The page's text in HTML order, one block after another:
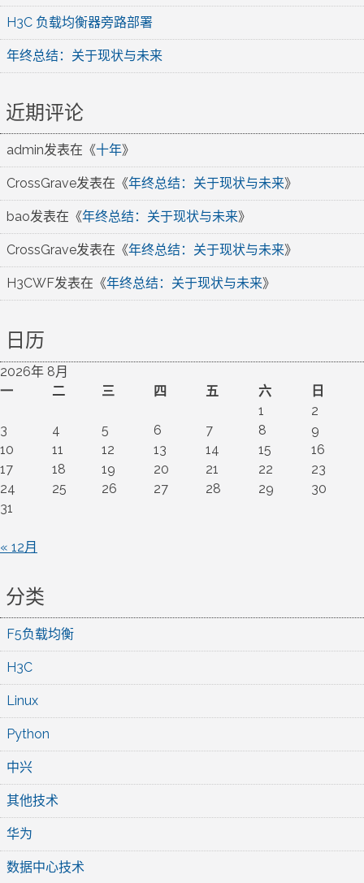
H3C 负载均衡器旁路部署
年终总结：关于现状与未来
近期评论
admin发表在《十年》
CrossGrave发表在《年终总结：关于现状与未来》
bao发表在《年终总结：关于现状与未来》
CrossGrave发表在《年终总结：关于现状与未来》
H3CWF发表在《年终总结：关于现状与未来》
日历
2026年 8月
一
二 三 四 五 六
日
1
2
3
4 5 6 7 8
9
10
11 12 13 14 15
16
17
18 19 20 21 22
23
24
25 26 27 28 29
30
31
« 12月
分类
F5负载均衡
H3C
Linux
Python
中兴
其他技术
华为
数据中心技术